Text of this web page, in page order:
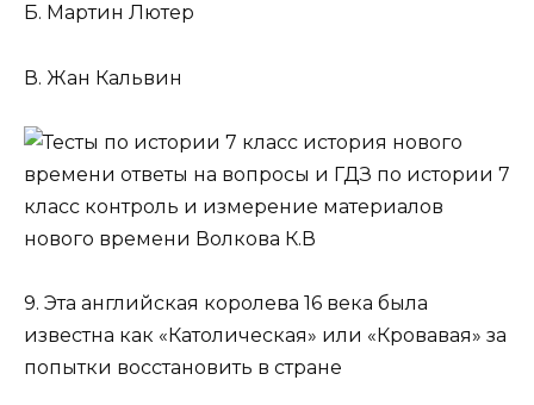
Б. Мартин Лютер
В. Жан Кальвин
9. Эта английская королева 16 века была
известна как «Католическая» или «Кровавая» за
попытки восстановить в стране